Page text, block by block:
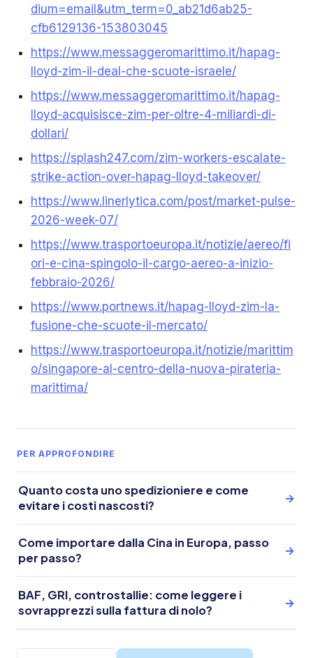
dium=email&utm_term=0_ab21d6ab25-
cfb6129136-153803045
https://www.messaggeromarittimo.it/hapag-
lloyd-zim-il-deal-che-scuote-israele/
https://www.messaggeromarittimo.it/hapag-
lloyd-acquisisce-zim-per-oltre-4-miliardi-di-
dollari/
https://splash247.com/zim-workers-escalate-
strike-action-over-hapag-lloyd-takeover/
https://www.linerlytica.com/post/market-pulse-
2026-week-07/
https://www.trasportoeuropa.it/notizie/aereo/fi
ori-e-cina-spingolo-il-cargo-aereo-a-inizio-
febbraio-2026/
https://www.portnews.it/hapag-lloyd-zim-la-
fusione-che-scuote-il-mercato/
https://www.trasportoeuropa.it/notizie/marittim
o/singapore-al-centro-della-nuova-pirateria-
marittima/
PER APPROFONDIRE
Quanto costa uno spedizioniere e come
evitare i costi nascosti?
→
Come importare dalla Cina in Europa, passo
per passo?
→
BAF, GRI, controstallie: come leggere i
sovrapprezzi sulla fattura di nolo?
→